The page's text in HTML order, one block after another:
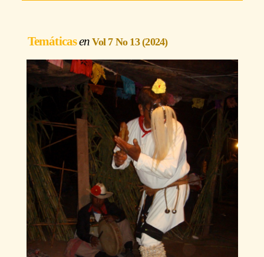
Temáticas Vol 7 No 13 (2024)